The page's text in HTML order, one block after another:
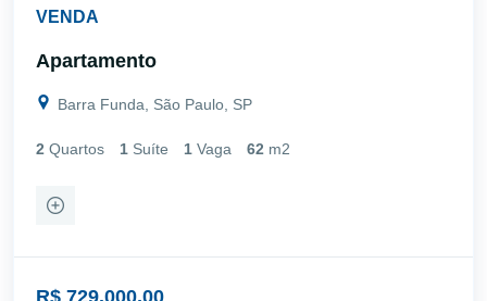
VENDA
Apartamento
Barra Funda, São Paulo, SP
2 Quartos 1 Suíte 1 Vaga 62 m2
R$ 729.000,00